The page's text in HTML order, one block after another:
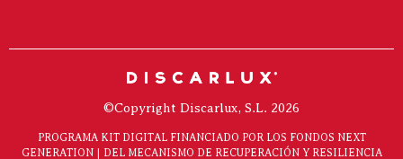
©Copyright Discarlux, S.L. 2026
PROGRAMA KIT DIGITAL FINANCIADO POR LOS FONDOS NEXT
GENERATION | DEL MECANISMO DE RECUPERACIÓN Y RESILIENCIA